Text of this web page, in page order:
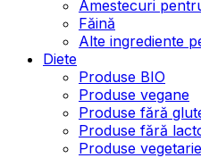
Amestecuri
Făină
Alte ingrediente
Diete
Produse BIO
Produse vegane
Produse fără
Produse fără
Produse